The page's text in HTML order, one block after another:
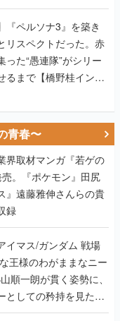
『ペルソナ3』を築き
リスペクトだった。赤
った“愚連隊”がシリー
るまで【橋野桂インタ
青春〜
界取材マンガ『若ゲの
。『ポケモン』田尻
』遠藤雅伸さんらの貴
録
マス/ガンダム 戦場
王様のわがままなニー
順一朗が貫く姿勢に、
としての矜持を見た
回】